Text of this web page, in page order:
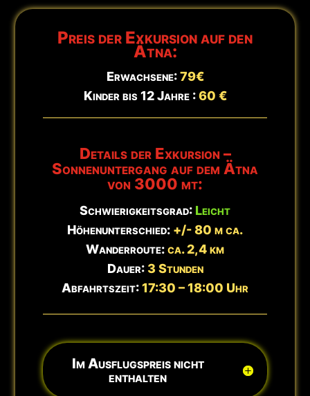
Preis der Exkursion auf den
Ätna:
Erwachsene:79€
Kinder bis 12 Jahre :60 €
Details der Exkursion –
Sonnenuntergang auf dem Ätna
von 3000 mt:
Schwierigkeitsgrad: Leicht
Höhenunterschied: +/- 80 m ca.
Wanderroute:ca. 2,4 km
Dauer: 3 Stunden
Abfahrtszeit:17:30 – 18:00 Uhr
Im Ausflugspreis nicht
enthalten